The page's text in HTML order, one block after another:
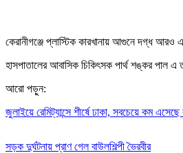
কেরানীগঞ্জে প্লাস্টিক কারখানায় আগুনে দগ্ধ আরও
হাসপাতালের আবাসিক চিকিৎসক পার্থ শঙ্কর পাল এ
আরো পড়ুন:
জুলাইয়ে রেমিট্যান্সে শীর্ষে ঢাকা, সবচেয়ে কম এসেছে
সড়ক দুর্ঘটনায় প্রাণ গেল বাউলশিল্পী ভৈরবীর